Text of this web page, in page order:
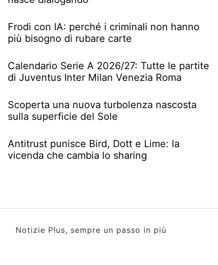
Frodi con IA: perché i criminali non hanno
più bisogno di rubare carte
Calendario Serie A 2026/27: Tutte le partite
di Juventus Inter Milan Venezia Roma
Scoperta una nuova turbolenza nascosta
sulla superficie del Sole
Antitrust punisce Bird, Dott e Lime: la
vicenda che cambia lo sharing
Notizie Plus, sempre un passo in più